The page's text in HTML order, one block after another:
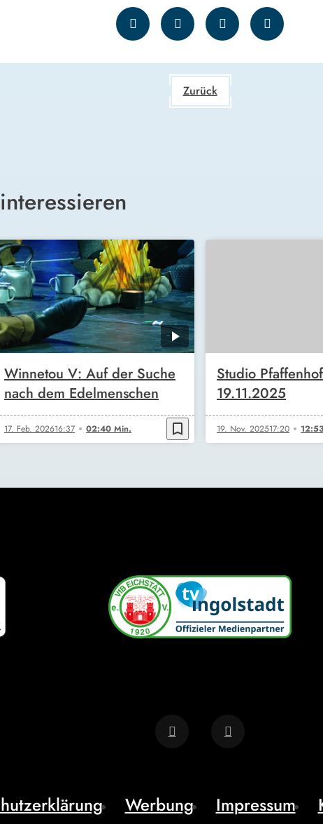
Zurück
Winnetou V: Auf der Suche
nach dem Edelmenschen
17. Feb. 202616:37 02:40 Min. bookmark_border
Studio
19.11.2025
19. Nov. 202517:20
Werbung Impressum